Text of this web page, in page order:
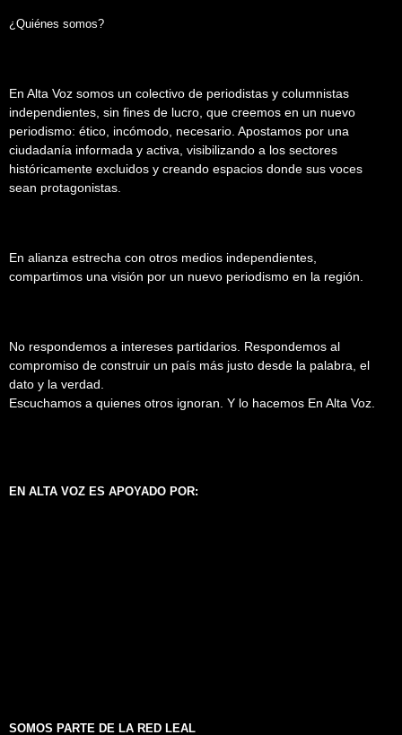
¿Quiénes somos?
En Alta Voz somos un colectivo de periodistas y columnistas
independientes, sin fines de lucro, que creemos en un nuevo
periodismo: ético, incómodo, necesario. Apostamos por una
ciudadanía informada y activa, visibilizando a los sectores
históricamente excluidos y creando espacios donde sus voces
sean protagonistas.
En alianza estrecha con otros medios independientes,
compartimos una visión por un nuevo periodismo en la región.
No respondemos a intereses partidarios. Respondemos al
compromiso de construir un país más justo desde la palabra, el
dato y la verdad.
Escuchamos a quienes otros ignoran. Y lo hacemos En Alta Voz.
EN ALTA VOZ ES APOYADO POR:
SOMOS PARTE DE LA RED LEAL